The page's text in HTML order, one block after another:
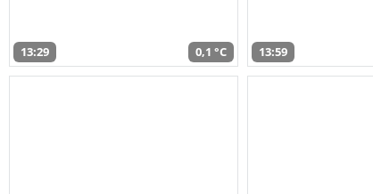
13:29 0,1 °C 13:59